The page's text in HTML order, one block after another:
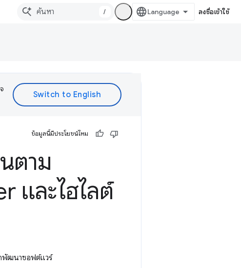
/ ลงชื่อเข้าใช้
ข้อมูลนี้มีประโยชน์ไหม
ตาม
และไฮไลต์
พัฒนาซอฟต์แวร์